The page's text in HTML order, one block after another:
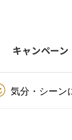
キャンペーン
気分・シーン